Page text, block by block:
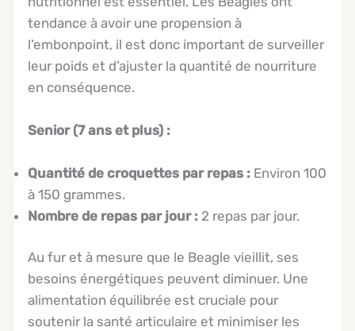
tendance à avoir une propension à
l’embonpoint, il est donc important de surveiller
leur poids et d’ajuster la quantité de nourriture
en conséquence.
Senior (7 ans et plus) :
Quantité de croquettes par repas : Environ 100
à 150 grammes.
Nombre de repas par jour : 2 repas par jour.
Au fur et à mesure que le Beagle vieillit, ses
besoins énergétiques peuvent diminuer. Une
alimentation équilibrée est cruciale pour
soutenir la santé articulaire et minimiser les